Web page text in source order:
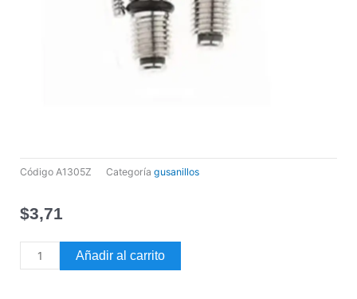
Código A1305Z Categoría gusanillos
$3,71
GUSANILLO
AUTOMOTRIZ
Añadir al carrito